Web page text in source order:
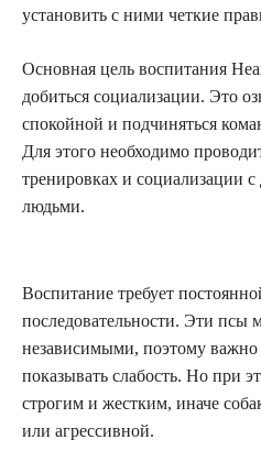
установить с ними четкие
Основная цель воспитания
добиться социализации. Это
спокойной и подчиняться
Для этого необходимо
тренировках и социализации
людьми.
Воспитание требует
последовательности. Эти псы
независимыми, поэтому важно
показывать слабость. Но при
строгим и жестким, иначе
или агрессивной.